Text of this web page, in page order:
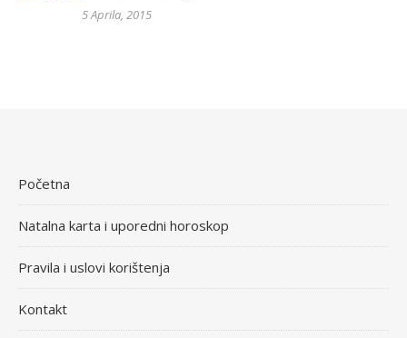
5 Aprila, 2015
Početna
Natalna karta i uporedni horoskop
Pravila i uslovi korištenja
Kontakt